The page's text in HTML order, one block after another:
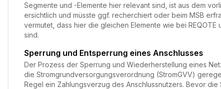
Segmente und -Elemente hier relevant sind, ist aus dem
ersichtlich und müsste ggf. recherchiert oder beim MSB
vermutet, dass hier die gleichen Elemente wie bei REQOTE
sind.
Sperrung und Entsperrung eines Anschlusses
Der Prozess der Sperrung und Wiederherstellung eines
die Stromgrundversorgungsverordnung (StromGVV)
Regel ein Zahlungsverzug des Anschlussnutzers. Bevor